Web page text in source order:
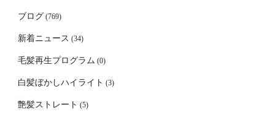
ブログ (769)
新着ニュース (34)
毛髪再生プログラム (0)
白髪ぼかしハイライト (3)
艶髪ストレート (5)